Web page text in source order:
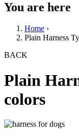
You are here
Home ›
Plain Harness
BACK
Plain
colors